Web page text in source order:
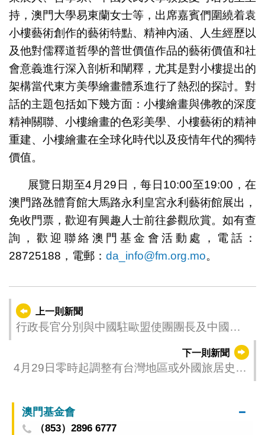
持，澳門大學易東蘭女士等，出席嘉賓們圍繞着袁
小樓藝術創作的藝術特點、精神內涵、人生經歷以
及他對儒釋道哲學的普世價值作品的藝術價值和社
會意義進行深入剖析和闡釋，尤其是對小樓提出的
架構當代東方美學繪畫體系進行了熱烈的探討。對
話的主題包括如下幾方面：小樓繪畫與佛教的深度
精神關聯、小樓繪畫的色彩美學、小樓藝術的精神
重建、小樓繪畫在全球化時代以及疫情年代的獨特
價值。
展覽日期至4月29日，每日10:00至19:00，在
澳門路氹體育館大馬路永利皇宮永利藝術館展出，
免收門票，歡迎有興趣人士前往參觀欣賞。如有查
詢，歡迎聯絡澳門基金會活動處，電話：
28725188，電郵： da_info@fm.org.mo。
上一則新聞
行政長官分別與中國駐歐盟使團團長及中國駐
下一則新聞
4月29日零時起調整有台灣地區或外國旅居史人
求
澳門基金會
（853）2896 6777